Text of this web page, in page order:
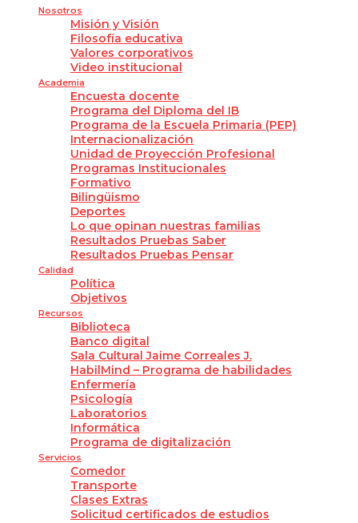
Nosotros
Misión y Visión
Filosofía educativa
Valores corporativos
Video institucional
Academia
Encuesta docente
Programa del Diploma del IB
Programa de la Escuela Primaria (PEP)
Internacionalización
Unidad de Proyección Profesional
Programas Institucionales
Formativo
Bilingüismo
Deportes
Lo que opinan nuestras familias
Resultados Pruebas Saber
Resultados Pruebas Pensar
Calidad
Política
Objetivos
Recursos
Biblioteca
Banco digital
Sala Cultural Jaime Correales J.
HabilMind – Programa de habilidades
Enfermería
Psicología
Laboratorios
Informática
Programa de digitalización
Servicios
Comedor
Transporte
Clases Extras
Solicitud certificados de estudios